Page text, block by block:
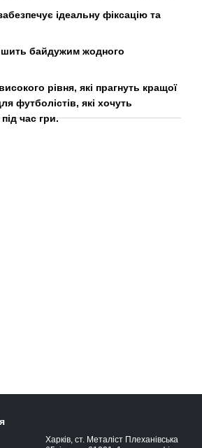
ідеальну фіксацію та
байдужим жодного
рівня, які прагнуть кращої
футболістів, які хочуть
час гри.
Харків, ст. Металіст Плеханівська